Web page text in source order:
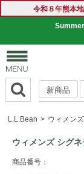
令和８年熊本
新商品
L.L.Bean ウィメンズ
ウィメンズ シグ
https://
商品番号：